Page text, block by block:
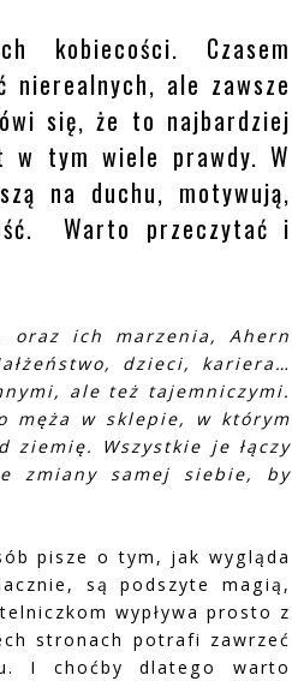
kobiecości. Czasem
nierealnych, ale zawsze
się, że to najbardziej
w tym wiele prawdy. W
na duchu, motywują,
Warto przeczytać i
oraz ich marzenia, Ahern
dzieci, kariera…
ale też tajemniczymi.
męża w sklepie, w którym
ziemię. Wszystkie je łączy
zmiany samej siebie, by
pisze o tym, jak wygląda
są podszyte magią,
wypływa prosto z
stronach potrafi zawrzeć
I choćby dlatego warto